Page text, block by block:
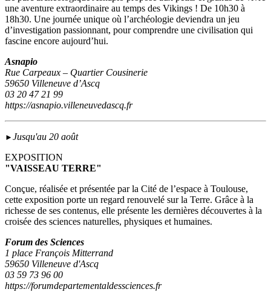
une aventure extraordinaire au temps des Vikings ! De 10h30 à
18h30. Une journée unique où l’archéologie deviendra un jeu
d’investigation passionnant, pour comprendre une civilisation qui
fascine encore aujourd’hui.
Asnapio
Rue Carpeaux – Quartier Cousinerie
59650 Villeneuve d’Ascq
03 20 47 21 99
https://asnapio.villeneuvedascq.fr
► Jusqu'au 20 août
EXPOSITION
"VAISSEAU TERRE"
Conçue, réalisée et présentée par la Cité de l’espace à Toulouse,
cette exposition porte un regard renouvelé sur la Terre. Grâce à la
richesse de ses contenus, elle présente les dernières découvertes à la
croisée des sciences naturelles, physiques et humaines.
Forum des Sciences
1 place François Mitterrand
59650 Villeneuve d'Ascq
03 59 73 96 00
https://forumdepartementaldessciences.fr